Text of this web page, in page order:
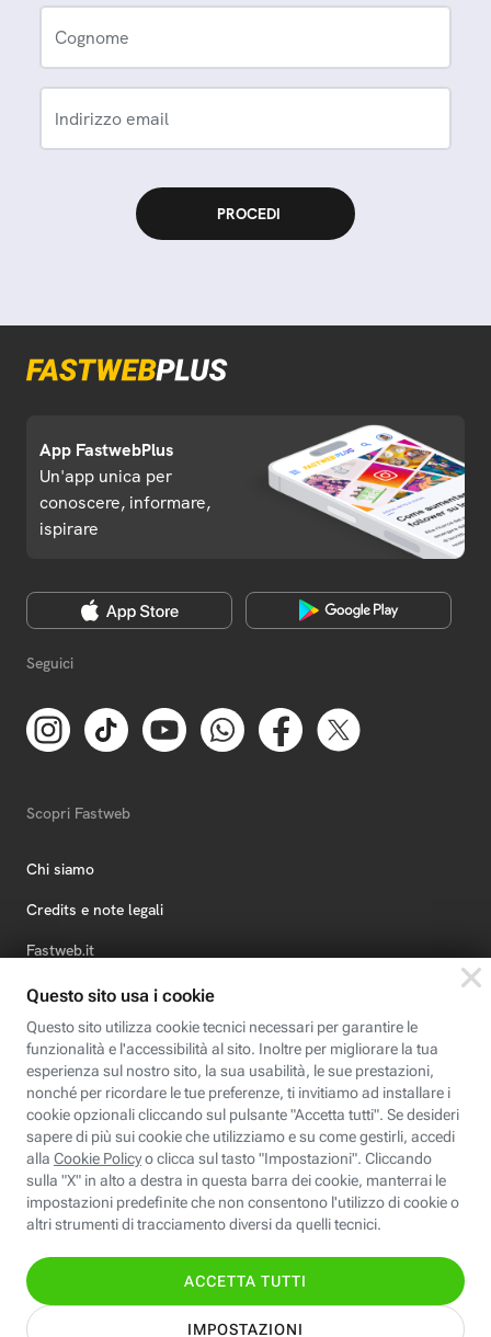
Cognome
Indirizzo email
App FastwebPlus
Un'app unica per
conoscere, informare,
ispirare
Seguici
Scopri Fastweb
Chi siamo
Credits e note legali
Fastweb.it
Formazione
Fastweb Digital Academy
STEP FuturAbility District
Insieme, siamo futuro
© Fastweb SpA 2026 - P.IVA 12878470157